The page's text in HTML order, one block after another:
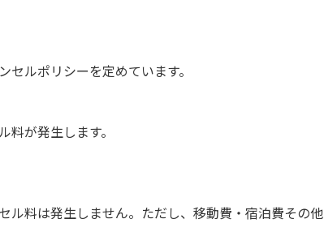
夜間の大声での談笑等）や他人に嫌悪感を与えるよ
は禁止します。
用後は炭の鎮火の確認をお願いいたします。
１つまで可）
の炭は専用の捨て場に捨てられます。）
トラブルで生じた損害に対しては、一切の責任を負
場合は退場していただき、今後の利用をお断りする
ルポリシーを定めています。
が発生します。
料は発生しません。ただし、移動費・宿泊費その